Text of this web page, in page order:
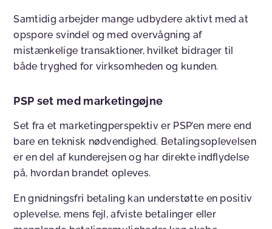
Samtidig arbejder mange udbydere aktivt med at
opspore svindel og med overvågning af
mistænkelige transaktioner, hvilket bidrager til
både tryghed for virksomheden og kunden.
PSP set med marketingøjne
Set fra et marketingperspektiv er PSP’en mere end
bare en teknisk nødvendighed. Betalingsoplevelsen
er en del af kunderejsen og har direkte indflydelse
på, hvordan brandet opleves.
En gnidningsfri betaling kan understøtte en positiv
oplevelse, mens fejl, afviste betalinger eller